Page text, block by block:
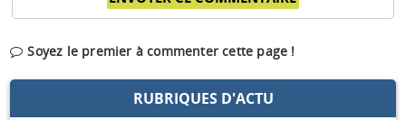
Soyez le premier à commenter cette page !
RUBRIQUES D'ACTU